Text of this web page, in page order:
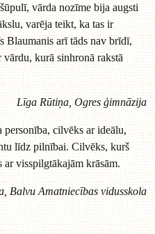
vārda nozīme bija augsti
varēja teikt, ka tas ir
Blaumanis arī tāds nav brīdī,
kurā sinhronā rakstā
Līga Rūtiņa, Ogres ģimnāzija
cilvēks ar ideālu,
līdz pilnībai. Cilvēks, kurš
ar visspilgtākajām krāsām.
Balvu Amatniecības vidusskola